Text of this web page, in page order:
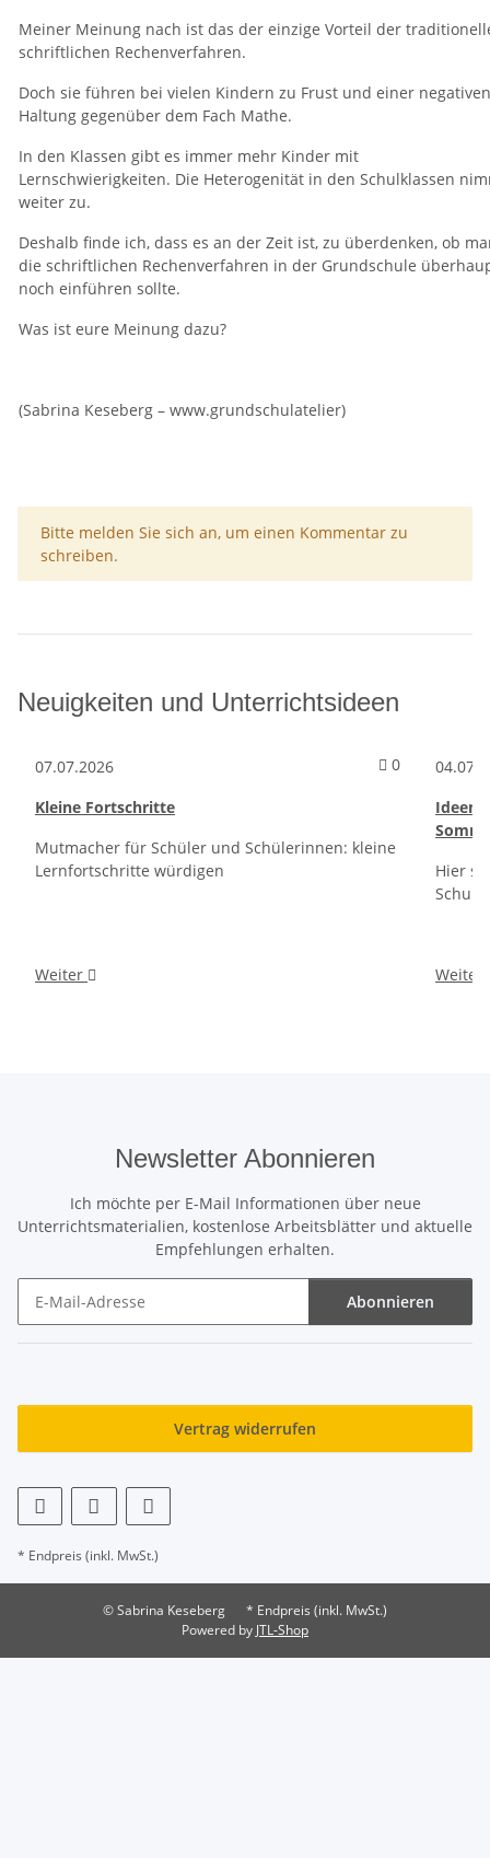
Meiner Meinung nach ist das der einzige Vorteil der
schriftlichen Rechenverfahren.
Doch sie führen bei vielen Kindern zu Frust und einer negativen
Haltung gegenüber dem Fach Mathe.
In den Klassen gibt es immer mehr Kinder mit
Lernschwierigkeiten. Die Heterogenität in den Schulklassen
weiter zu.
Deshalb finde ich, dass es an der Zeit ist, zu überdenken, ob
die schriftlichen Rechenverfahren in der Grundschule
noch einführen sollte.
Was ist eure Meinung dazu?
(Sabrina Keseberg – www.grundschulatelier)
x
Bitte melden Sie sich an, um einen Kommentar zu
schreiben.
Neuigkeiten und Unterrichtsideen
07.07.2026 0
Kleine Fortschritte
Mutmacher für Schüler und Schülerinnen: kleine
Lernfortschritte würdigen
Weiter
Ideen
Hier
Weiter
Newsletter Abonnieren
Ich möchte per E-Mail Informationen über neue
Unterrichtsmaterialien, kostenlose Arbeitsblätter und aktuelle
Empfehlungen erhalten.
Abonnieren
Vertrag widerrufen
* Endpreis (inkl. MwSt.)
© Sabrina Keseberg
* Endpreis (inkl. MwSt.)
Powered by JTL-Shop